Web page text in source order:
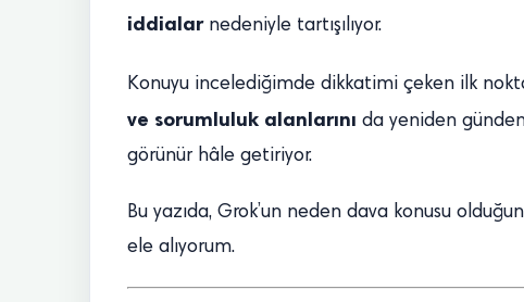
iddialarnedeniyle tartışılıyor.
Konuyu incelediğimde dikkatimi çeken ilk
ve sorumluluk alanlarını da yeniden
görünür hâle getiriyor.
Bu yazıda, Grok’un neden dava konusu
ele alıyorum.